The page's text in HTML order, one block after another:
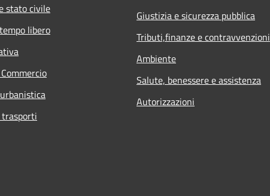
stato civile
libero
Giustizia e sicurezza pubblica
Tributi,finanze e contravvenzioni
Ambiente
Salute, benessere e assistenza
Autorizzazioni